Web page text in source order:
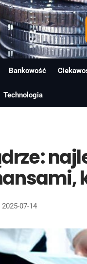
Bankowość
Technologia
07-14